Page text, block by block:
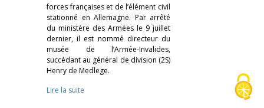
forces françaises et de l’élément civil
stationné en Allemagne. Par arrêté
du ministère des Armées le 9 juillet
dernier, il est nommé directeur du
musée de l’Armée-Invalides,
succédant au général de division (2S)
Henry de Medlege.
Lire la suite